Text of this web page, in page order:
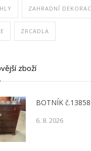
ZAHRADNÍ
ZRCADLA
zboží
BOTNÍK č.13858
6. 8. 2026